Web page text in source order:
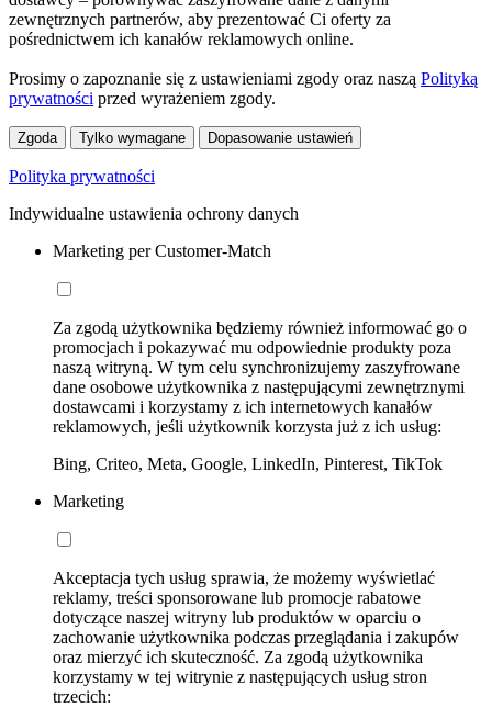
zewnętrznych partnerów, aby prezentować Ci oferty za
pośrednictwem ich kanałów reklamowych online.
Prosimy o zapoznanie się z ustawieniami zgody oraz naszą Polityką
prywatności przed wyrażeniem zgody.
Zgoda Tylko wymagane Dopasowanie ustawień
Polityka prywatności
Indywidualne ustawienia ochrony danych
Marketing per Customer-Match
Za zgodą użytkownika będziemy również informować go o
promocjach i pokazywać mu odpowiednie produkty poza
naszą witryną. W tym celu synchronizujemy zaszyfrowane
dane osobowe użytkownika z następującymi zewnętrznymi
dostawcami i korzystamy z ich internetowych kanałów
reklamowych, jeśli użytkownik korzysta już z ich usług:
Bing, Criteo, Meta, Google, LinkedIn, Pinterest, TikTok
Marketing
Akceptacja tych usług sprawia, że możemy wyświetlać
reklamy, treści sponsorowane lub promocje rabatowe
dotyczące naszej witryny lub produktów w oparciu o
zachowanie użytkownika podczas przeglądania i zakupów
oraz mierzyć ich skuteczność. Za zgodą użytkownika
korzystamy w tej witrynie z następujących usług stron
trzecich: